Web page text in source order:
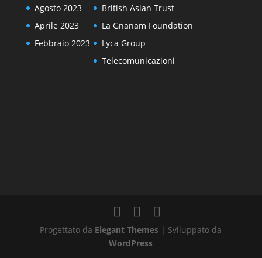
Agosto 2023
Aprile 2023
Febbraio 2023
British Asian Trust
La Gnanam Foundation
Lyca Group
Telecomunicazioni
Progettato da Elegant Themes | Sviluppato da
WordPress